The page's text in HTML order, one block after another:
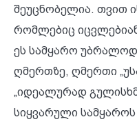
შეუცნობელია. თვით
რომლებიც
ეს სამყარო
ღმერთზე, ღმერთი
„იდეალურად
სიყვარული